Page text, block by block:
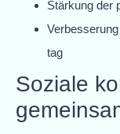
Stärkung der
tag
Soziale